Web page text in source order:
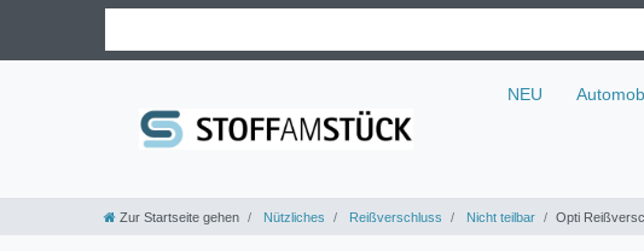
NEU
Zur Startseite gehen Nützliches Reißverschluss Nicht teilbar Opti